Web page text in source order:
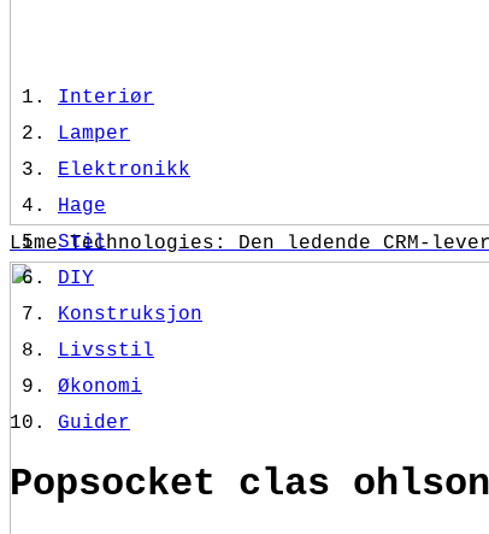
Lime Technologies: Den ledende CRM-
Interiør
Lamper
Elektronikk
Hage
Stil
DIY
Konstruksjon
Livsstil
Økonomi
Guider
Popsocket clas ohlson